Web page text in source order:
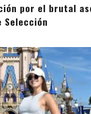
por el brutal